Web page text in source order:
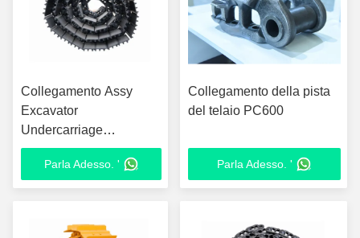
Collegamento Assy
Excavator
Undercarriage
Components della pista
PC400 12 mesi di
garanzia
Parla Adesso. '
Collegamento della pista
del telaio PC600
Parla Adesso. '